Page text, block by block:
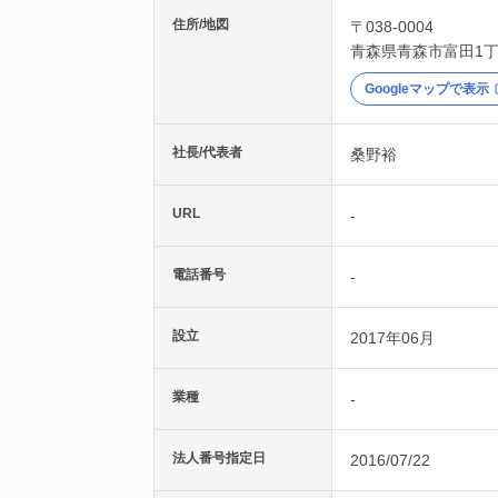
住所/地図
〒038-0004
青森県青森市富田1
Googleマップで表示
社長/代表者 桑野裕
URL -
電話番号 -
設立 2017年06月
業種 -
法人番号指定日 2016/07/22